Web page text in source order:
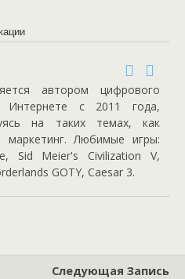
автором цифрового
Интернете с 2011 года,
на таких темах, как
маркетинг. Любимые игры:
Sid Meier's Civilization V,
GOTY, Caesar 3.
Следующая Запись